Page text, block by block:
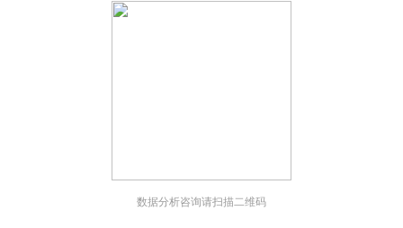
数据分析咨询请扫描二维码